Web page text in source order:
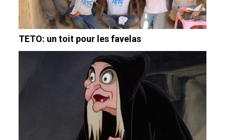
TETO: un toit pour les favelas